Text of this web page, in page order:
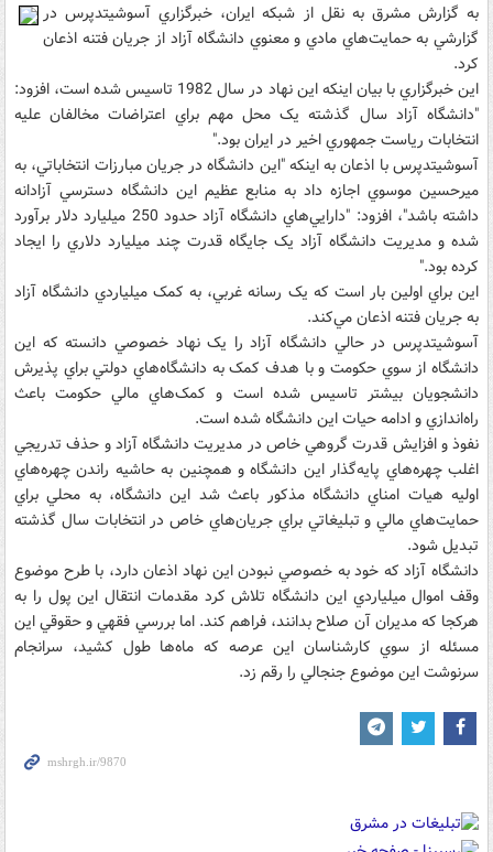
به گزارش مشرق به نقل از شبکه ايران، خبرگزاري آسوشيتدپرس در
گزارشي به حمايت‌هاي مادي و معنوي دانشگاه آزاد از جريان فتنه اذعان
کرد.‏
اين خبرگزاري با بيان اينکه اين نهاد در سال ‏1982‏ تاسيس شده است، افزود:
"دانشگاه آزاد سال گذشته يک محل مهم براي اعتراضات مخالفان عليه
انتخابات رياست جمهوري اخير در ايران‏ بود."
آسوشيتدپرس با اذعان به اينکه "اين دانشگاه در جريان مبارزات انتخاباتي، به
ميرحسين موسوي اجازه داد به منابع عظيم اين دانشگاه دسترسي آزادانه
داشته باشد"،‌ افزود: "دارايي‌هاي دانشگاه آزاد حدود ‏250‏ ميليارد دلار برآورد
شده ‏و مديريت دانشگاه آزاد يک جايگاه قدرت چند ميليارد دلاري را ايجاد
کرده بود."‏
اين براي اولين بار است که يک رسانه غربي، به کمک ميلياردي دانشگاه آزاد
به جريان فتنه اذعان مي‌کند.
آسوشيتدپرس در حالي دانشگاه آزاد را يک نهاد خصوصي دانسته که اين
دانشگاه از سوي حکومت و با هدف کمک به دانشگاه‌هاي دولتي براي پذيرش
دانشجويان بيشتر تاسيس شده است و کمک‌هاي مالي حکومت باعث
راه‌اندازي و ادامه حيات اين دانشگاه شده است.
نفوذ و افزايش قدرت گروهي خاص در مديريت دانشگاه آزاد و حذف تدريجي
اغلب چهره‌هاي پايه‌گذار اين دانشگاه و همچنين به حاشيه راندن چهره‌هاي
اوليه هيات امناي دانشگاه مذکور باعث شد اين دانشگاه، به محلي براي
حمايت‌هاي مالي و تبليغاتي براي جريان‌هاي خاص در انتخابات سال گذشته
تبديل شود.
دانشگاه آزاد که خود به خصوصي نبودن اين نهاد اذعان دارد، با طرح موضوع
وقف اموال ميلياردي اين دانشگاه تلاش کرد ‌مقدمات انتقال اين پول را به
هرکجا که مديران آن صلاح بدانند، فراهم کند. اما بررسي فقهي و حقوقي اين
مسئله از سوي کارشناسان اين عرصه که ماه‌ها طول کشيد،‌ سرانجام
سرنوشت اين موضوع جنجالي را رقم زد.